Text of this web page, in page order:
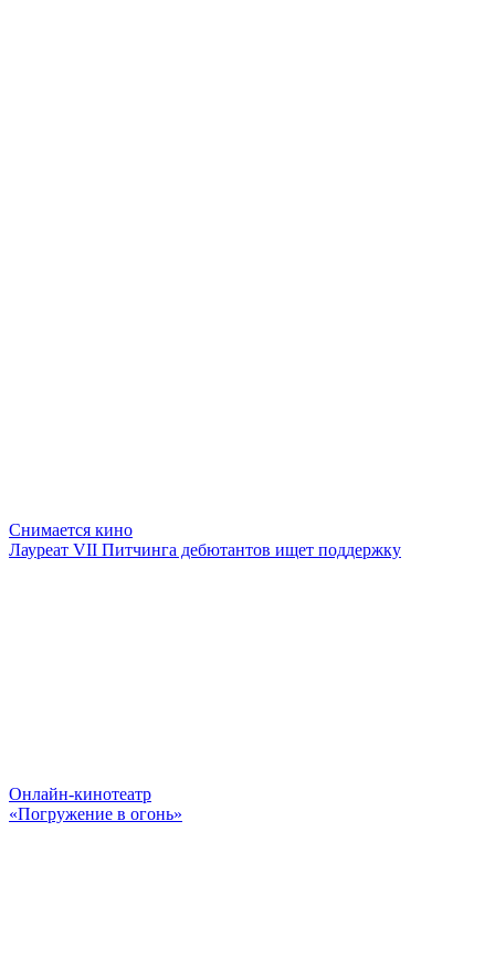
Снимается кино
Лауреат VII Питчинга дебютантов ищет поддержку
Онлайн-кинотеатр
«Погружение в огонь»